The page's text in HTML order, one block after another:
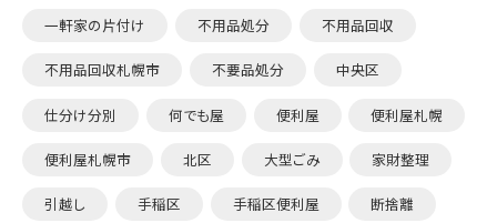
一軒家の片付け 不用品処分 不用品回収
不用品回収札幌市 不要品処分 中央区
仕分け分別 何でも屋 便利屋 便利屋札幌
便利屋札幌市 北区 大型ごみ 家財整理
引越し 手稲区 手稲区便利屋 断捨離